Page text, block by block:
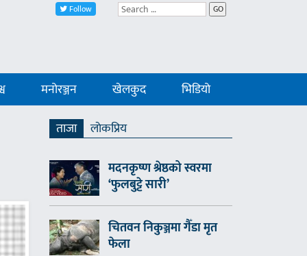
Follow GO
मनोरञ्जन खेलकुद भिडियो
ताजा
लाेकप्रिय
मदनकृष्ण श्रेष्ठको स्वरमा
‘फुलबुट्टे सारी’
चितवन निकुञ्जमा गैँडा मृत
फेला